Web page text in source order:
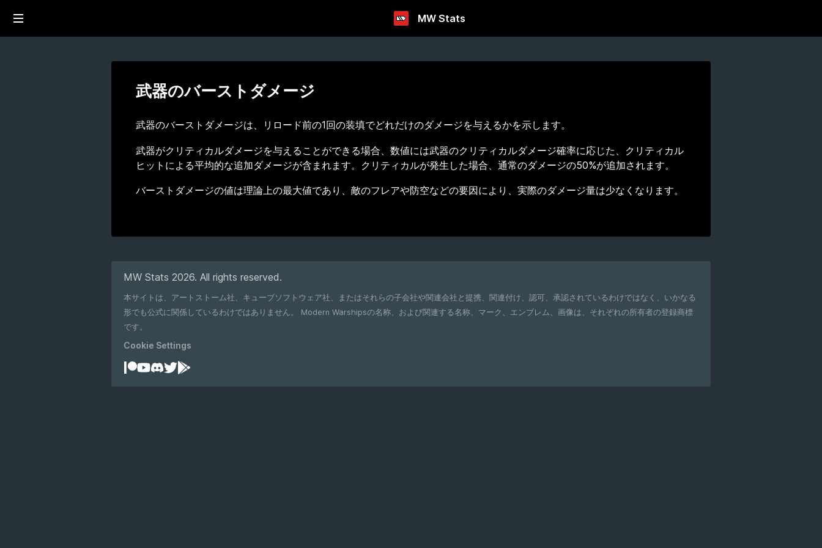
MW Stats
武器のバーストダメージ
武器のバーストダメージは、リロード前の1回の装填でどれだけのダメージを与えるかを示します。
武器がクリティカルダメージを与えることができる場合、数値には武器のクリティカルダメージ確率に応じた、クリティカル
ヒットによる平均的な追加ダメージが含まれます。クリティカルが発生した場合、通常のダメージの50%が追加されます。
バーストダメージの値は理論上の最大値であり、敵のフレアや防空などの要因により、実際のダメージ量は少なくなります。
MW Stats 2026. All rights reserved.
本サイトは、アートストーム社、キューブソフトウェア社、またはそれらの子会社や関連会社と提携、関連付け、認可、承認されているわけではなく、いかなる
形でも公式に関係しているわけではありません。 Modern Warshipsの名称、および関連する名称、マーク、エンブレム、画像は、それぞれの所有者の登録商標
です。
Cookie Settings